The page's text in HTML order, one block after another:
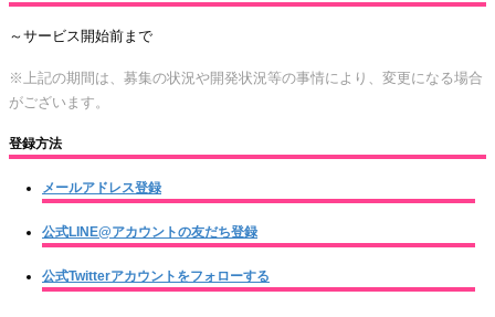
～サービス開始前まで
※上記の期間は、募集の状況や開発状況等の事情により、変更になる場合
がございます。
登録方法
メールアドレス登録
公式LINE@アカウントの友だち登録
公式Twitterアカウントをフォローする